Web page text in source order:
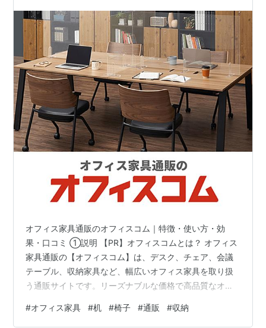
オフィス家具通販のオフィスコム｜特徴・使い方・効
果・口コミ ①説明 【PR】オフィスコムとは？ オフィス
家具通販の【オフィスコム】は、デスク、チェア、会議
テーブル、収納家具など、幅広いオフィス家具を取り扱
う通販サイトです。リーズナブルな価格で高品質なオフ
す。 ②オフィスコムの特徴 豊富な商品ラインナップ：
#オフィス家具 #机 #椅子 #通販 #収納